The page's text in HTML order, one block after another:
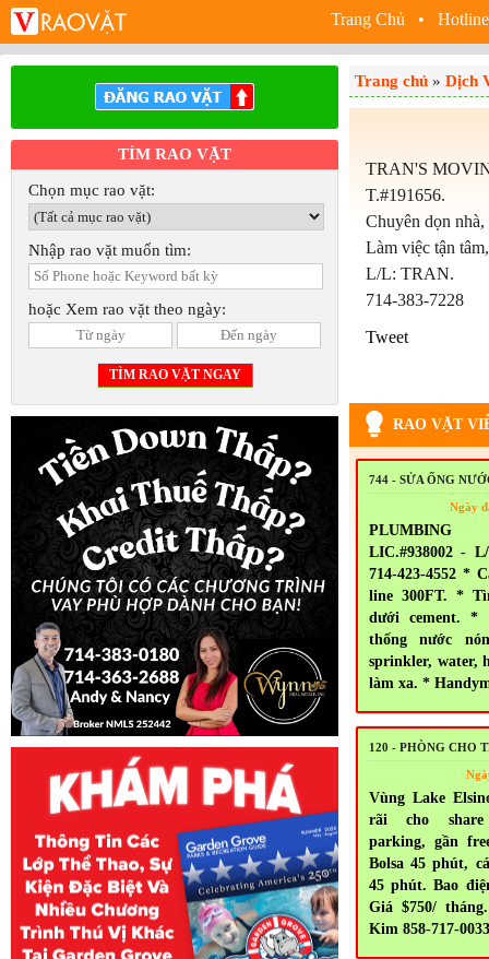
Trang Chủ •
TÌM RAO VẶT
Chọn mục rao vặt:
Nhập rao vặt muốn tìm:
hoặc Xem rao vặt theo ngày:
Trang chủ » Dịch
TRAN'S
T.#191656.
Chuyên dọn
Làm việc tận
L/L: TRAN.
714-383-7228
Tweet
RAO VẶT
744 - SỬA ỐNG
Ngày
LIC.#938002 -
714-423-4552 *
line 300FT. *
dưới cement. *
thống nước
sprinkler, water,
làm xa. *
120 - PHÒNG CHO
Vùng Lake
rãi cho
parking, gần
Bolsa 45 phút,
45 phút. Bao
Giá $750/
Kim 858-717-0033